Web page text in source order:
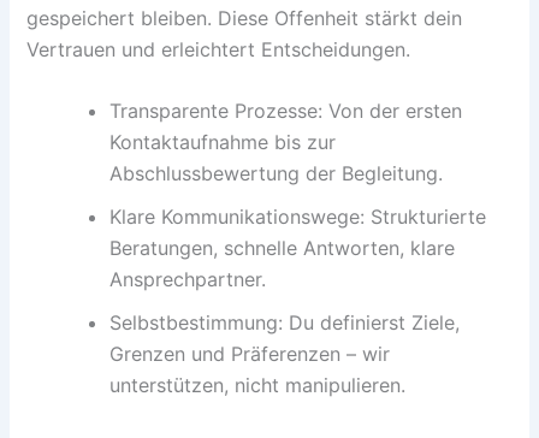
gespeichert bleiben. Diese Offenheit stärkt dein
Vertrauen und erleichtert Entscheidungen.
Transparente Prozesse: Von der ersten
Kontaktaufnahme bis zur
Abschlussbewertung der Begleitung.
Klare Kommunikationswege: Strukturierte
Beratungen, schnelle Antworten, klare
Ansprechpartner.
Selbstbestimmung: Du definierst Ziele,
Grenzen und Präferenzen – wir
unterstützen, nicht manipulieren.